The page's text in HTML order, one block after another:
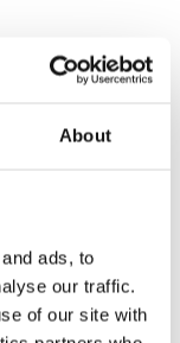
About
ads, to
our traffic.
of our site with
belangrijk
sociale
een
op de drie
unit voor
actievere